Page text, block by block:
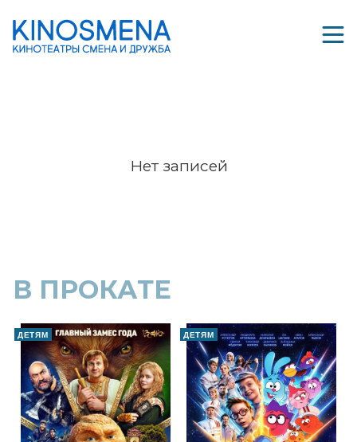
Нет записей
В ПРОКАТЕ
ДЕТЯМ ДЕТЯМ